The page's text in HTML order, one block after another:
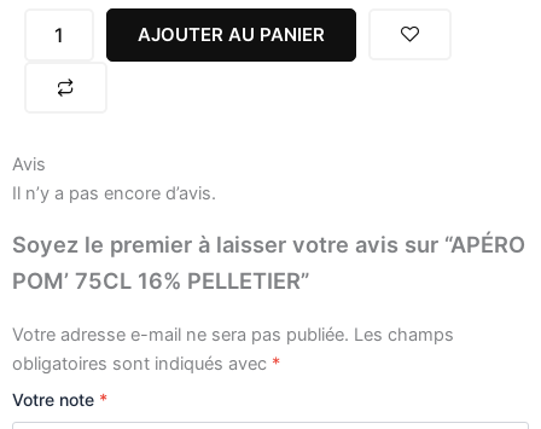
75CL
PELLETIER
AJOUTER AU PANIER
Avis
Il n’y a pas encore d’avis.
Soyez le premier à laisser votre avis sur “APÉRO
POM’ 75CL 16% PELLETIER”
Votre adresse e-mail ne sera pas publiée. Les champs
obligatoires sont indiqués avec *
Votre note *